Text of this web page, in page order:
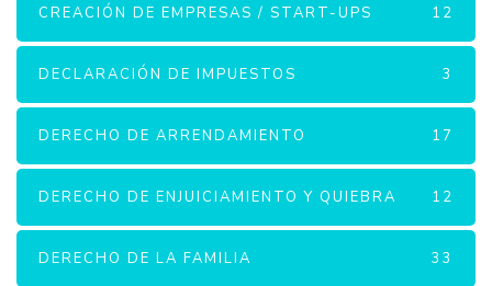
CREACIÓN DE EMPRESAS / START-UPS 12
DECLARACIÓN DE IMPUESTOS 3
DERECHO DE ARRENDAMIENTO 17
DERECHO DE ENJUICIAMIENTO Y QUIEBRA 12
DERECHO DE LA FAMILIA 33